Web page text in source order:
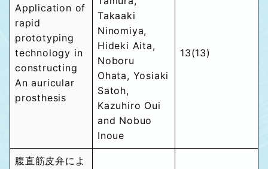
Application of
rapid
prototyping
technology in
constructing
An auricular
prosthesis
Takaaki
Ninomiya,
Hideki Aita,
Noboru
Ohata, Yosiaki
Satoh,
Kazuhiro Oui
and Nobuo
Inoue
13(13)
腹直筋皮弁によ